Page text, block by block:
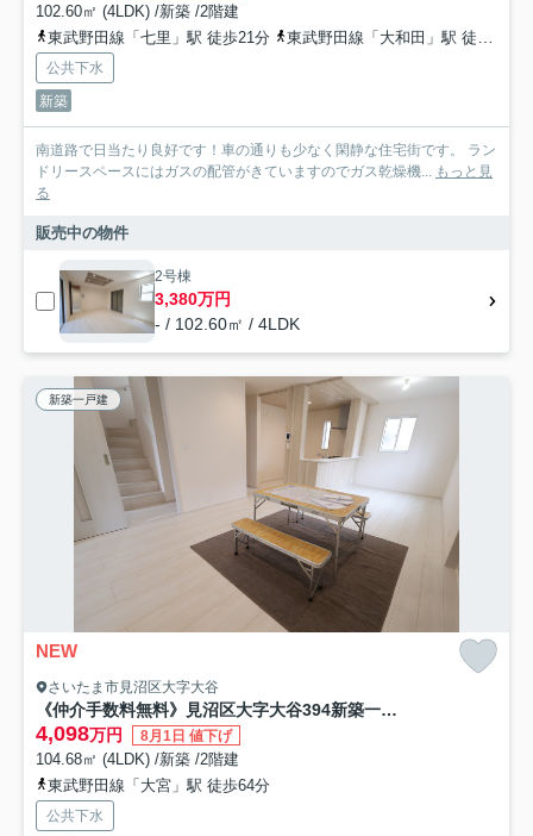
102.60㎡ (4LDK) /新築 /2階建
東武野田線「七里」駅 徒歩21分
東武野田線「大和田」駅 徒歩30分
公共下水
新築
南道路で日当たり良好です！車の通りも少なく閑静な住宅街です。 ラン
ドリースペースにはガスの配管がきていますのでガス乾燥機... もっと見
る
販売中の物件
2号棟
3,380万円
- / 102.60㎡ / 4LDK
新築一戸建
NEW
さいたま市見沼区大字大谷
《仲介手数料無料》見沼区大字大谷394新築一戸建てブルーミングガーデン
4,098万円 8月1日 値下げ
104.68㎡ (4LDK) /新築 /2階建
東武野田線「大宮」駅 徒歩64分
公共下水